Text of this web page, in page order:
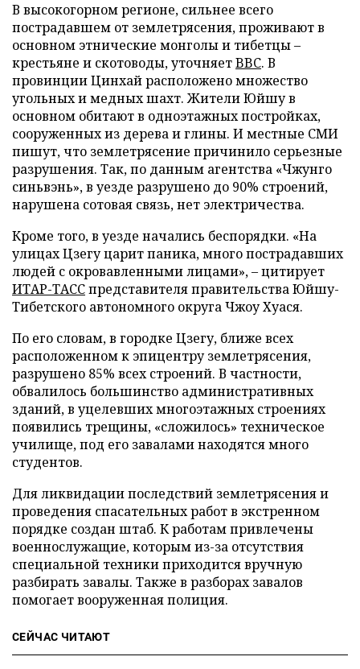
В высокогорном регионе, сильнее всего
пострадавшем от землетрясения, проживают в
основном этнические монголы и тибетцы –
крестьяне и скотоводы, уточняетBBC. В
провинции Цинхай расположено множество
угольных и медных шахт. Жители Юйшу в
основном обитают в одноэтажных постройках,
сооруженных из дерева и глины. И местные СМИ
пишут, что землетрясение причинило серьезные
разрушения. Так, по данным агентства «Чжунго
синьвэнь», в уезде разрушено до 90% строений,
нарушена сотовая связь, нет электричества.
Кроме того, в уезде начались беспорядки. «На
улицах Цзегу царит паника, много пострадавших
людей с окровавленными лицами», – цитирует
ИТАР-ТАССпредставителя правительства Юйшу-
Тибетского автономного округа Чжоу Хуася.
По его словам, в городке Цзегу, ближе всех
расположенном к эпицентру землетрясения,
разрушено 85% всех строений. В частности,
обвалилось большинство административных
зданий, в уцелевших многоэтажных строениях
появились трещины, «сложилось» техническое
училище, под его завалами находятся много
студентов.
Для ликвидации последствий землетрясения и
проведения спасательных работ в экстренном
порядке создан штаб. К работам привлечены
военнослужащие, которым из-за отсутствия
специальной техники приходится вручную
разбирать завалы. Также в разборах завалов
помогает вооруженная полиция.
СЕЙЧАС ЧИТАЮТ